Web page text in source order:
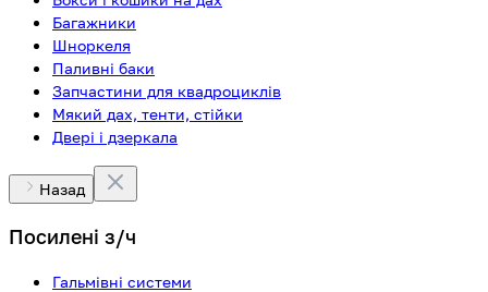
Багажники
Шноркеля
Паливні баки
Запчастини для квадроциклів
Мякий дах, тенти, стійки
Двері і дзеркала
Назад
Посилені з/ч
Гальмівні системи